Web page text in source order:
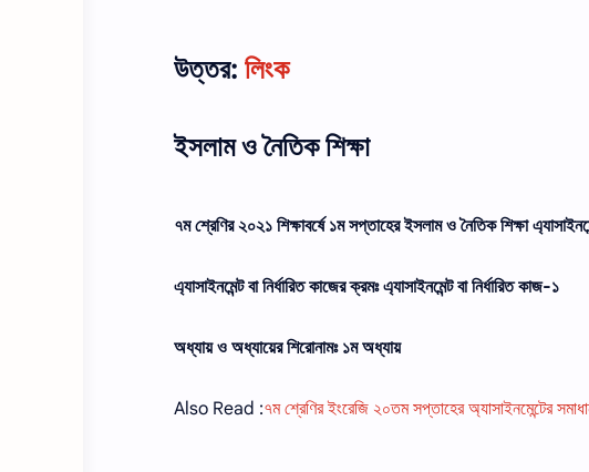
উত্তর: লিংক
ইসলাম ও নৈতিক শিক্ষা
৭ম শ্রেণির ২০২১ শিক্ষাবর্ষে ১ম সপ্তাহের ইসলাম ও নৈতিক শিক্ষা
এ্যাসাইনমেন্ট বা নির্ধারিত কাজের ক্রমঃ এ্যাসাইনমেন্ট বা নির্ধারিত কাজ-১
অধ্যায় ও অধ্যায়ের শিরােনামঃ ১ম অধ্যায়
Also Read :৭ম শ্রেণির ইংরেজি ২০তম সপ্তাহের অ্যাসাইনমেন্টের